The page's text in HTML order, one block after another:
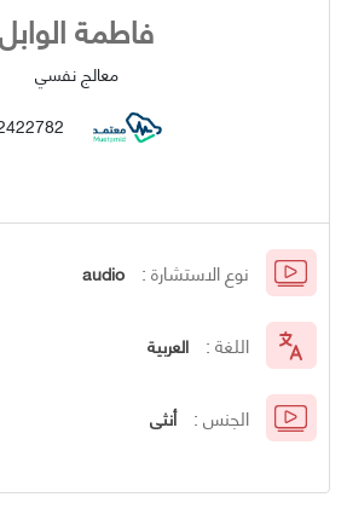
فاطمة الوابل
معالج نفسي
نوع الاستشارة : audio
اللغة : العربية
الجنس : أنثى